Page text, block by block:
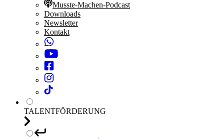
Musste-Machen-Podcast
Downloads
Newsletter
Kontakt
TALENTFÖRDERUNG